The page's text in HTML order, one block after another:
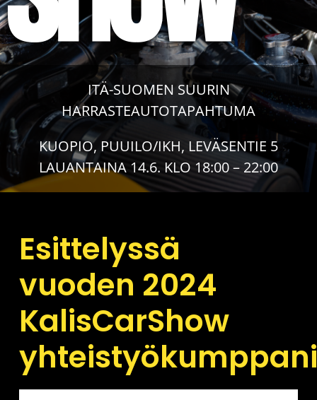
ITÄ-SUOMEN SUURIN
HARRASTEAUTOTAPAHTUMA
KUOPIO, PUUILO/IKH, LEVÄSENTIE 5
LAUANTAINA 14.6. KLO 18:00 – 22:00
Esittelyssä
vuoden 2024
KalisCarShow